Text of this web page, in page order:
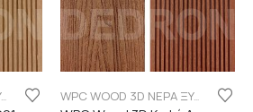
WPC WOOD 3D ΝΕΡΑ ΞΥΛΟΥ WPC WOOD 3D ΝΕΡΑ ΞΥΛΟΥ